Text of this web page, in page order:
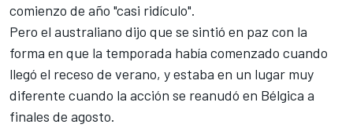
comienzo de año "casi ridículo".
Pero el australiano dijo que se sintió en paz con la
forma en que la temporada había comenzado cuando
llegó el receso de verano, y estaba en un lugar muy
diferente cuando la acción se reanudó en Bélgica a
finales de agosto.